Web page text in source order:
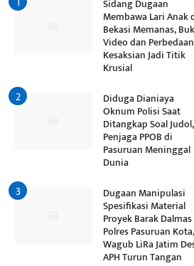
Sidang Dugaan
Membawa Lari Anak
Bekasi Memanas,
Video dan Perbedaan
Kesaksian Jadi Titik
Krusial
Diduga Dianiaya
Oknum Polisi Saat
Ditangkap Soal Judol,
Penjaga PPOB di
Pasuruan Meninggal
Dunia
Dugaan Manipulasi
Spesifikasi Material
Proyek Barak Dalmas
Polres Pasuruan Kota,
Wagub LiRa Jatim
APH Turun Tangan